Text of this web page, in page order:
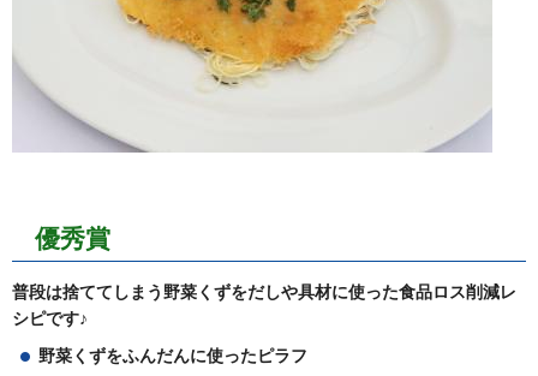
優秀賞
普段は捨ててしまう野菜くずをだしや具材に使った食品ロス削減レ
シピです♪
野菜くずをふんだんに使ったピラフ